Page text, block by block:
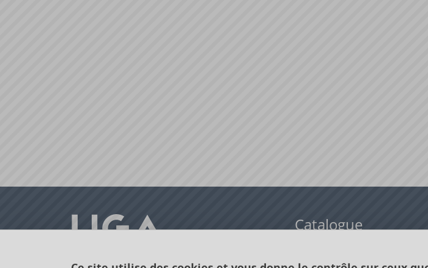
Catalogue